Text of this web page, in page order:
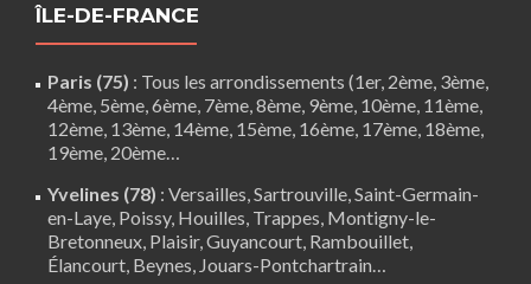
ÎLE-DE-FRANCE
Paris (75) : Tous les arrondissements (1er, 2ème, 3ème,
4ème, 5ème, 6ème, 7ème, 8ème, 9ème, 10ème, 11ème,
12ème, 13ème, 14ème, 15ème, 16ème, 17ème, 18ème,
19ème, 20ème…
Yvelines (78) : Versailles,Sartrouville,Saint-Germain-
en-Laye, Poissy, Houilles, Trappes, Montigny-le-
Bretonneux, Plaisir,Guyancourt, Rambouillet,
Élancourt, Beynes, Jouars-Pontchartrain…